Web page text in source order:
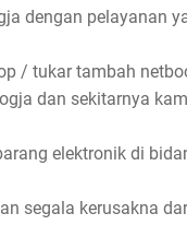
dengan pelayanan
/ tukar tambah
dan sekitarnya
elektronik di
segala kerusakna